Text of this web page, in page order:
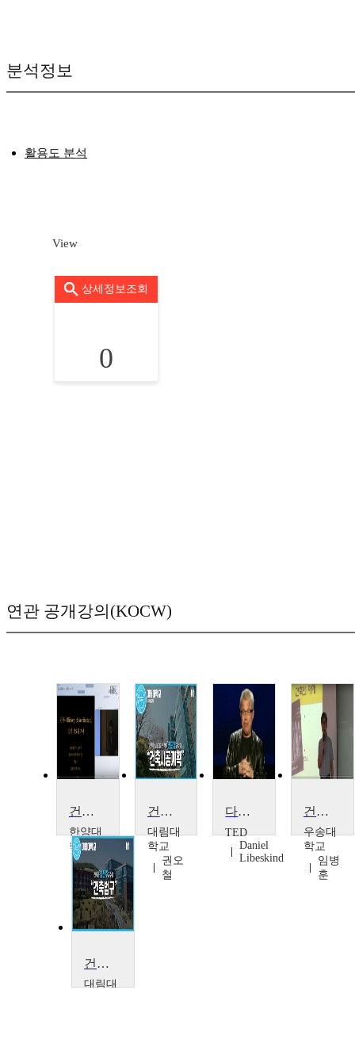
분석정보
활용도 분석
View
상세정보조회
0
연관 공개강의(KOCW)
건축사
한양대
학교
한동
수
건축시공계획
대림대
학교
권오
철
다니엘 리버스킨드의 건축의 영감을 주는 17가지 단어
TED
Daniel
Libeskind
건축의 이해
우송대
학교
임병
훈
건축법규
대림대